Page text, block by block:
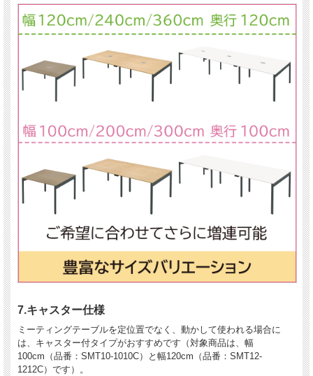
7.キャスター仕様
ミーティングテーブルを定位置でなく、動かして使われる場合に
は、キャスター付タイプがおすすめです（対象商品は、幅
100cm（品番：SMT10-1010C）と幅120cm（品番：SMT12-
1212C）です）。